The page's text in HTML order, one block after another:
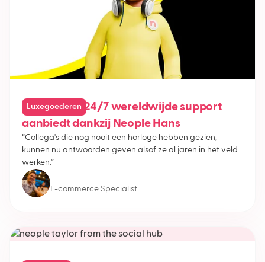
Luxegoederen
Hoe Invicta 24/7 wereldwijde support
aanbiedt dankzij Neople Hans
“Collega's die nog nooit een horloge hebben gezien,
kunnen nu antwoorden geven alsof ze al jaren in het veld
werken.”
E-commerce Specialist